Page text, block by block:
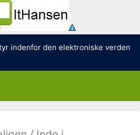
indenfor den elektroniske verden